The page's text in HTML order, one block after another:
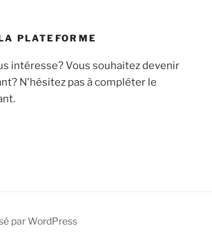
PLATEFORME
intéresse? Vous souhaitez devenir
N'hésitez pas à compléter le
par WordPress